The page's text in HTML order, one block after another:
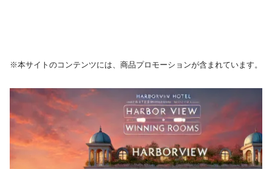
※本サイトのコンテンツには、商品プロモーションが含まれています。